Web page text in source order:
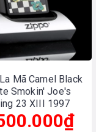
Mã Camel Black
Smokin' Joe's
23 XIII 1997